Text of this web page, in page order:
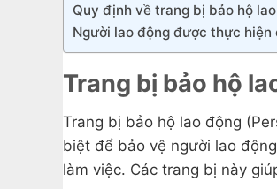
Quy định về trang bị bảo hộ
Người lao động được thực
Trang bị bảo hộ
Trang bị bảo hộ lao động
biệt để bảo vệ người lao
làm việc. Các trang bị này